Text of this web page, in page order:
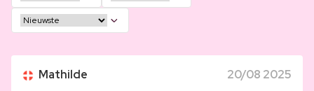
Mathilde 20/08 2025